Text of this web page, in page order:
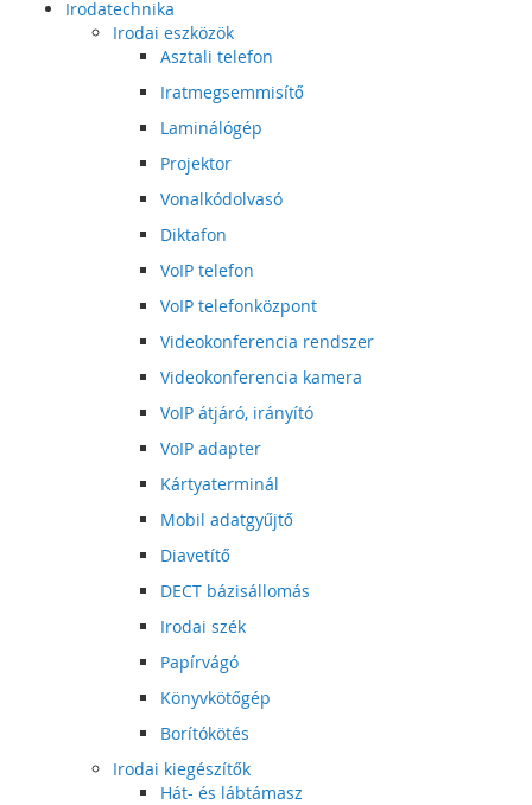
Irodatechnika
Irodai eszközök
Asztali telefon
Iratmegsemmisítő
Laminálógép
Projektor
Vonalkódolvasó
Diktafon
VoIP telefon
VoIP telefonközpont
Videokonferencia rendszer
Videokonferencia kamera
VoIP átjáró, irányító
VoIP adapter
Kártyaterminál
Mobil adatgyűjtő
Diavetítő
DECT bázisállomás
Irodai szék
Papírvágó
Könyvkötőgép
Borítókötés
Irodai kiegészítők
Hát- és lábtámasz